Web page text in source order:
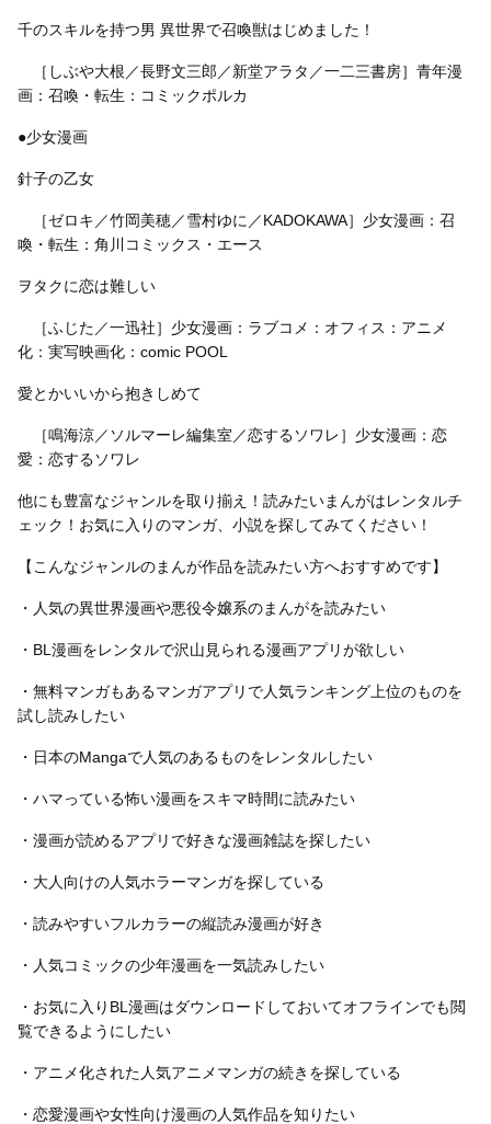
千のスキルを持つ男 異世界で召喚獣はじめました！
［しぶや大根／長野文三郎／新堂アラタ／一二三書房］青年漫
画：召喚・転生：コミックポルカ
●少女漫画
針子の乙女
［ゼロキ／竹岡美穂／雪村ゆに／KADOKAWA］少女漫画：召
喚・転生：角川コミックス・エース
ヲタクに恋は難しい
［ふじた／一迅社］少女漫画：ラブコメ：オフィス：アニメ
化：実写映画化：comic POOL
愛とかいいから抱きしめて
［鳴海涼／ソルマーレ編集室／恋するソワレ］少女漫画：恋
愛：恋するソワレ
他にも豊富なジャンルを取り揃え！読みたいまんがはレンタルチ
ェック！お気に入りのマンガ、小説を探してみてください！
【こんなジャンルのまんが作品を読みたい方へおすすめです】
・人気の異世界漫画や悪役令嬢系のまんがを読みたい
・BL漫画をレンタルで沢山見られる漫画アプリが欲しい
・無料マンガもあるマンガアプリで人気ランキング上位のものを
試し読みしたい
・日本のMangaで人気のあるものをレンタルしたい
・ハマっている怖い漫画をスキマ時間に読みたい
・漫画が読めるアプリで好きな漫画雑誌を探したい
・大人向けの人気ホラーマンガを探している
・読みやすいフルカラーの縦読み漫画が好き
・人気コミックの少年漫画を一気読みしたい
・お気に入りBL漫画はダウンロードしておいてオフラインでも閲
覧できるようにしたい
・アニメ化された人気アニメマンガの続きを探している
・恋愛漫画や女性向け漫画の人気作品を知りたい